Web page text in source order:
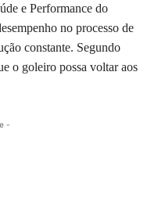
e Performance do
no processo de
constante. Segundo
o goleiro possa voltar aos
-